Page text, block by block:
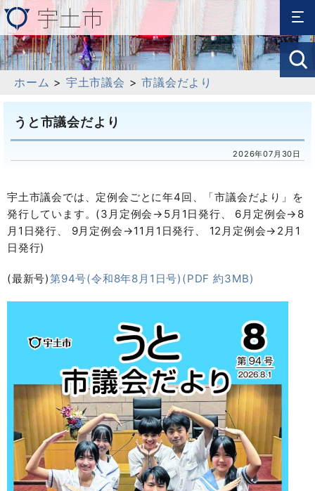
ホーム > 宇土市議会 >市議会だより
うと市議会だより
2026年07月30日
宇土市議会では、定例会ごとに年4回、「市議会だより」を
発行しています。(3月定例会→5月1日発行、 6月定例会→8
月1日発行、 9月定例会→11月1日発行、 12月定例会→2月1
日発行)
(最新号)第94号(令和8年8月1日号)(PDF 約3MB)